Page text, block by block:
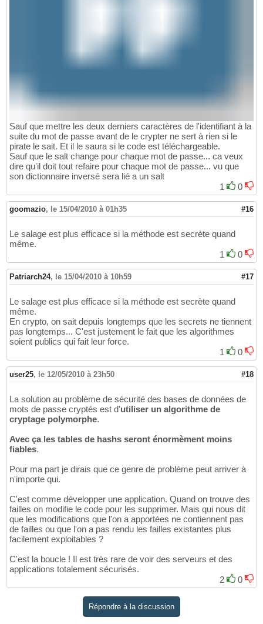
Sauf que mettre les deux derniers caractères de l'identifiant à la
suite du mot de passe avant de le crypter ne sert à rien si le
pirate le sait. Et il le saura si le code est téléchargeable.
Sauf que le salt change pour chaque mot de passe... ca veux
dire qu'il doit tout refaire pour chaque mot de passe... vu que
son dictionnaire inversé sera lié a un salt
1
0
goomazio, le 15/04/2010 à 01h35 #16
Le salage est plus efficace si la méthode est secrète quand
même.
1
0
Patriarch24, le 15/04/2010 à 10h59 #17
Le salage est plus efficace si la méthode est secrète quand
même.
En crypto, on sait depuis longtemps que les secrets ne tiennent
pas longtemps... C'est justement le fait que les algorithmes
soient publics qui fait leur force.
1
0
user25, le 12/05/2010 à 23h50 #18
La solution au problème de sécurité des bases de données de
mots de passe cryptés est d'utiliser un algorithme de
cryptage polymorphe.
Avec ça les tables de hashs seront énormèment moins
fiables.
Pour ma part je dirais que ce genre de problème peut arriver à
n'importe qui.
C'est comme développer une application. Quand on trouve des
failles on modifie le code pour les supprimer. Mais qui nous dit
que les modifications que l'on a apportées ne contiennent pas
de failles ou que l'on a pas rendu les failles existantes plus
facilement exploitables ?
C'est la boucle ! Il est très rare de voir des serveurs et des
applications totalement sécurisés.
2
0
Répondre à la discussion